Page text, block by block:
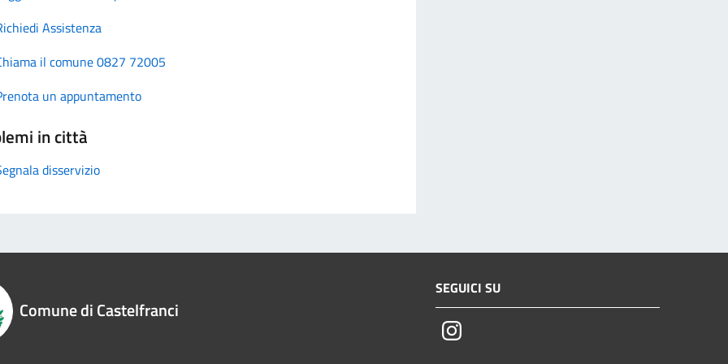
Assistenza
il comune 0827 72005
un appuntamento
in città
disservizio
Comune di Castelfranci
SEGUICI SU
Instagram